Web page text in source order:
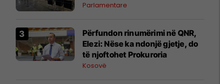
Parlamentare
​Përfundon rinumërimi në QNR,
Elezi: Nëse ka ndonjë gjetje, do
të njoftohet Prokuroria
Kosovë